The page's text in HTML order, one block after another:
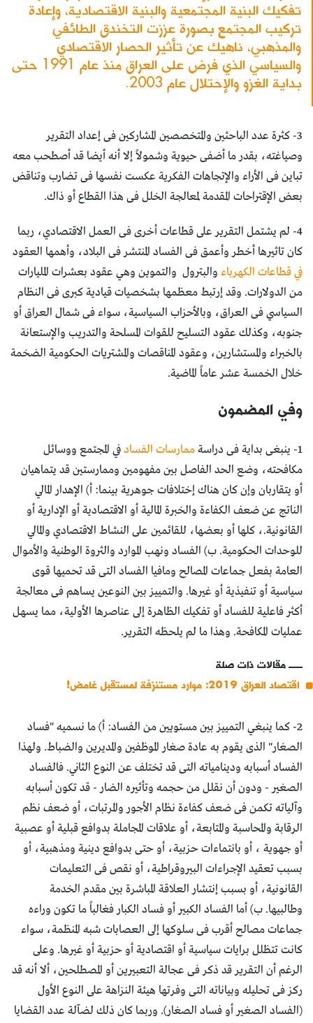
تفكيك البنية المجتمعية والبنية الاقتصادية، وإعادة
تركيب المجتمع بصورة عززت التخندق الطائفي
والمذهبي، ناهيك عن تأثير الحصار الاقتصادي
والسياسي الذي فرض على العراق منذ عام 1991 حتى
بداية الغزو والإحتلال عام 2003.
3- كثرة عدد الباحثين والمتخصصين المشاركين فى إعداد التقرير
وصياغته، بقدر ما أضفى حيوية وشمولاً إلا أنه أيضا قد أصطحب معه
تباين فى الأراء والإتجاهات الفكرية عكست نفسها فى تضارب وتناقض
بعض الإقتراحات المقدمة لمعالجة الخلل فى هذا القطاع أو ذاك.
4- لم يشتمل التقرير على قطاعات أخرى فى العمل الاقتصادي، ربما
كان تاثيرها أخطر وأعمق فى الفساد المنتشر فى البلاد، وأهمها العقود
في قطاعات الكهرباء والبترول والتموين وهي عقود بعشرات المليارات
من الدولارات. وقد إرتبط معظمها بشخصيات قيادية كبرى فى النظام
السياسي فى العراق، وبالأحزاب السياسية، سواء فى شمال العراق أو
جنوبه، وكذلك عقود التسليح للقوات المسلحة والتدريب والإستعانة
بالخبراء والمستشارين، وعقود المناقصات والمشتريات الحكومية الضخمة
خلال الخمسة عشر عاماً الماضية.
وفي المضمون
1- ينبغى بداية فى دراسة ممارسات الفسادفي المجتمع ووسائل
مكافحته، وضع الحد الفاصل بين مفهومين وممارستين قد يتماهيان
أو يتقاربان وإن كان هناك إختلافات جوهرية بينما: أ) الإهدار المالي
الناتج عن ضعف الكفاءة والخبرة المالية أو الاقتصادية أو الإدارية أو
القانونية.، كلها أو بعضها، للقائمين على النشاط الاقتصادي والمالي
للوحدات الحكومية. ب) الفساد ونهب الموارد والثروة الوطنية والأموال
العامة بفعل جماعات المصالح ومافيا الفساد التى قد تحميها قوى
سياسية أو تنفيذية أو غيرها. والتمييز بين النوعين يساهم فى معالجة
أكثر فاعلية للفساد أو تفكيك الظاهرة إلى عناصرها الأولية، مما يسهل
عمليات المكافحة. وهذا ما لم يلحظه التقرير.
مقالات ذات صلة
اقتصاد العراق 2019: موارد مستنزفة لمستقبل غامض!
2- كما ينبغي التمييز بين مستويين من الفساد: أ) ما نسميه "فساد
الصغار" الذى يقوم به عادة صغار الموظفين والمديرين والضباط. ولهذا
الفساد أسبابه ودينامياته التى قد تختلف عن النوع الثاني. فالفساد
الصغير - ودون أن نقلل من حجمه وتأثيره الضار - قد تكون أسبابه
وآلياته تكمن فى ضعف كفاءة نظام الأجور والمرتبات، أو ضعف نظم
الرقابة والمحاسبة والمتابعة، أو علاقات المجاملة بدوافع قبلية أو عصبية
أو جهوية ، أو بانتماءات حزبية، أو حتى بدوافع دينية ومذهبية، أو
بسبب تعقيد الإجراءات البيروقراطية، أو نقص فى التعليمات
القانونية، أو بسبب إنتشار العلاقة المباشرة بين مقدم الخدمة
وطالبيها. ب) أما الفساد الكبير أو فساد الكبار فغالباً ما تكون وراءه
جماعات مصالح أقرب فى سلوكها إلى العصابات شبه المنظمة، سواء
كانت تتظلل برايات سياسية أو اقتصادية أو حزبية أو غيرها. وعلى
الرغم أن التقرير قد ذكر فى عجالة التعبيرين أو المصطلحين، ألا أنه قد
ركز فى تحليله وبياناته التى وفرتها هيئة النزاهة على النوع الأول
(الفساد الصغير أو فساد الصغار). وربما كان ذلك لضآلة عدد القضايا